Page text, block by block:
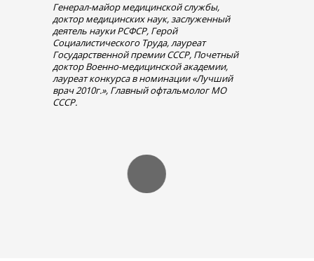
Генерал-майор медицинской службы,
доктор медицинских наук, заслуженный
деятель науки РСФСР, Герой
Социалистического Труда, лауреат
Государственной премии СССР, Почетный
доктор Военно-медицинской академии,
лауреат конкурса в номинации «Лучший
врач 2010г.», Главный офтальмолог МО
СССР.